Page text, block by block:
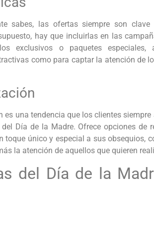
sabes, las ofertas siempre son
hay que incluirlas en las
exclusivos o paquetes
como para captar la atención de
es una tendencia que los clientes
Día de la Madre. Ofrece opciones de
toque único y especial a sus obsequios,
la atención de aquellos que quieren
del Día de la